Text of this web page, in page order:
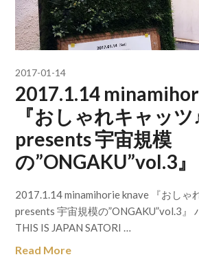
2017-01-14
2017.1.14
『おしゃれキャッツ
presents 宇宙規模
の”ONGAKU”vol.3』
2017.1.14 minamihorie knave 『おしゃ
presents 宇宙規模の”ONGAKU”vol.3』
THIS IS JAPAN SATORI …
Read More